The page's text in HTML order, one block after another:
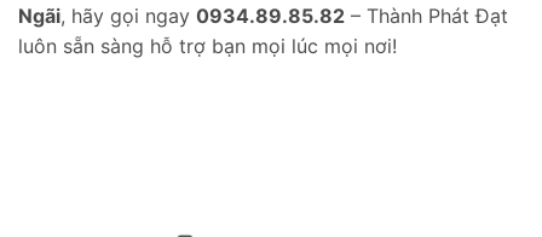
Ngãi, hãy gọi ngay 0934.89.85.82 – Thành Phát Đạt
luôn sẵn sàng hỗ trợ bạn mọi lúc mọi nơi!